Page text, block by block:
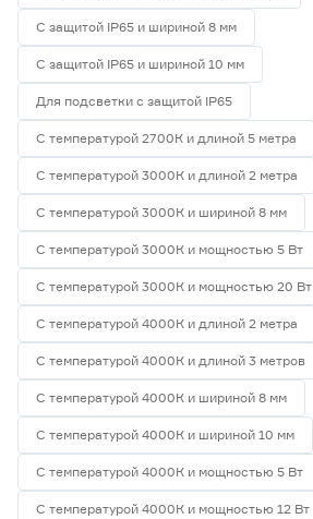
С защитой IP65 и шириной 8 мм
С защитой IP65 и шириной 10 мм
Для подсветки с защитой IP65
С температурой 2700К и длиной 5 метра
С температурой 3000К и длиной 2 метра
С температурой 3000К и шириной 8 мм
С температурой 3000К и мощностью 5 Вт
С температурой 3000К и мощностью 20 Вт
С температурой 4000К и длиной 2 метра
С температурой 4000К и длиной 3 метров
С температурой 4000К и шириной 8 мм
С температурой 4000К и шириной 10 мм
С температурой 4000К и мощностью 5 Вт
С температурой 4000К и мощностью 12 Вт